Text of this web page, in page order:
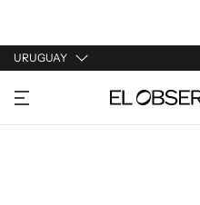
URUGUAY
URUGUAY
ARGENTINA